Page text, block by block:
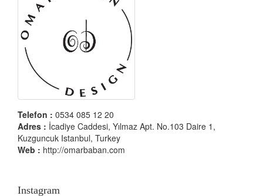
Telefon : 0534 085 12 20
Adres : İcadiye Caddesi, Yılmaz Apt. No.103 Daire 1,
Kuzguncuk Istanbul, Turkey
Web : http://omarbaban.com
Instagram